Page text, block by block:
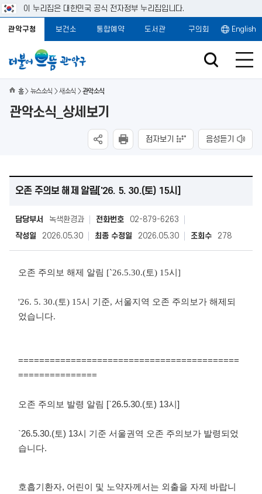
이 누리집은 대한민국 공식 전자정부 누리집입니다.
관악구청 보건소 통합예약 도서관 구의회 English
홈 뉴스소식 새소식 관악소식
관악소식_상세보기
점자보기 음성듣기
오존 주의보 해제 알림['26. 5. 30.(토) 15시]
담당부서 녹색환경과 전화번호
02-879-6263
작성일
2026.05.30 최종 수정일 2026.05.30 조회수 278
오존 주의보 해제 알림 [`26.5.30.(토) 15시 ]
'26. 5. 30.(토) 15시 기준, 서울지역 오존 주의보가 해제되
었습니다.
==========================================
===============
오존 주의보 발령 알림 [`26.5.30.(토) 13시]
`26.5.30.(토) 13시 기준 서울권역 오존 주의보가 발령되었
습니다.
호흡기환자, 어린이 및 노약자께서는 외출을 자제 바랍니